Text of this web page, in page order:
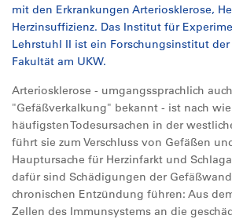
mit den Erkrankungen Arteriosklerose,
Herzinsuffizienz. Das Institut für
Lehrstuhl II ist ein Forschungsinstitut
Fakultät am UKW.
Arteriosklerose - umgangssprachlich
"Gefäßverkalkung" bekannt - ist nach
häufigsten Todesursachen in der
führt sie zum Verschluss von Gefäßen
Hauptursache für Herzinfarkt und
dafür sind Schädigungen der
chronischen Entzündung führen: Aus
Zellen des Immunsystems an die